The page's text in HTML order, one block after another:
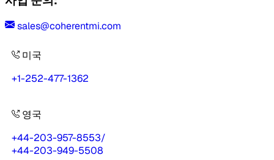
sales@coherentmi.com
미국
+1-252-477-1362
영국
+44-203-957-8553/
+44-203-949-5508